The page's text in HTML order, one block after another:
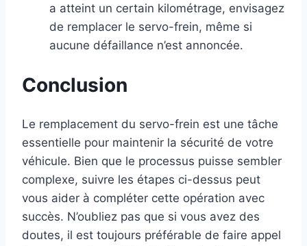
a atteint un certain kilométrage, envisagez
de remplacer le servo-frein, même si
aucune défaillance n’est annoncée.
Conclusion
Le remplacement du servo-frein est une tâche
essentielle pour maintenir la sécurité de votre
véhicule. Bien que le processus puisse sembler
complexe, suivre les étapes ci-dessus peut
vous aider à compléter cette opération avec
succès. N’oubliez pas que si vous avez des
doutes, il est toujours préférable de faire appel